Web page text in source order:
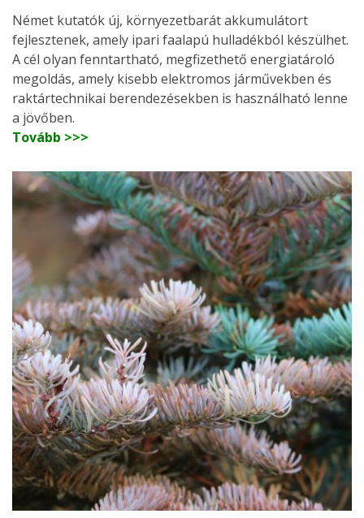
Német kutatók új, környezetbarát akkumulátort
fejlesztenek, amely ipari faalapú hulladékból készülhet.
A cél olyan fenntartható, megfizethető energiatároló
megoldás, amely kisebb elektromos járművekben és
raktártechnikai berendezésekben is használható lenne
a jövőben.
Tovább >>>